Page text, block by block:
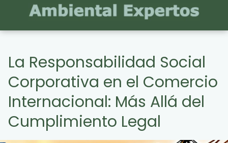
La Responsabilidad Social
Corporativa en el Comercio
Internacional: Más Allá del
Cumplimiento Legal